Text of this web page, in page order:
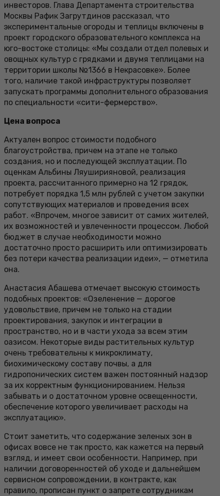
инвесторов. Глава Департамента строительства
Москвы Рафик Загрутдинов рассказал, что
экспериментальные огороды и теплицы включены в
проект городского образовательного комплекса на
юго-востоке столицы: «Мы создали отдел полевых и
овощных культур с грядками и двумя теплицами на
территории школы №1366 в Некрасовке». Более
того, наличие такой инфраструктуры позволяет
запускать программы дополнительного образования
по специальности «сити-фермерство».
Цена вопроса
Актуален вопрос стоимости подобного
благоустройства, причем на этапе не только
создания, но и последующей эксплуатации. По
оценкам Альбины Ляуширияновой, реализация
проекта, рассчитанного примерно на 12 грядок,
потребует порядка 1,5 млн рублей с учетом закупки
сопутствующих материалов и проведения всех
работ. «Впрочем, многое зависит от самих жителей,
их возможностей и увлеченности процессом. Любой
бюджет в случае необходимости можно
достаточно просто расширить или оптимизировать
без потери качества реализации идеи», — отметила
она.
Анастасия Абашева отмечает высокую стоимость
подобных проектов: «Озеленение — дорогое
удовольствие, причем не только на стадии
проектирования, закупок и интеграции в
пространство, но и в части ухода за всем этим
оазисом. Некоторые виды растительных культур
очень требовательны к микроклимату,
биохимическому составу почвы, а для
гидропонических систем важен постоянный надзор
за их корректным функционированием. Нельзя
забывать и о достаточном уровне освещенности,
обеспечение которого увеличивает расходы на
эксплуатацию».
Стоит заметить, что содержание зеленых зон в
офисах вовсе не так просто, как кажется на первый
взгляд, и имеет свои особенности. Например, при
наличии договоренностей об уходе и дальнейшем
сервисном сопровождении, в контракте, как
правило, прописан пункт о запрете сотрудникам